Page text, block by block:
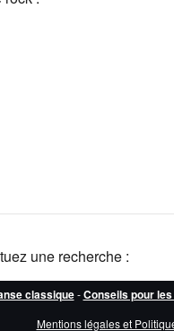
une recherche :
classique-Conseils pour
Mentions légales et